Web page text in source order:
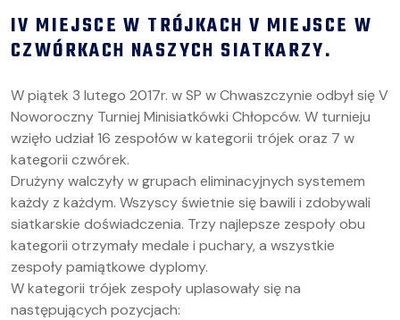
IV MIEJSCE W TRÓJKACH V MIEJSCE W
CZWÓRKACH NASZYCH SIATKARZY.
W piątek 3 lutego 2017r. w SP w Chwaszczynie odbył się V
Noworoczny Turniej Minisiatkówki Chłopców. W turnieju
wzięło udział 16 zespołów w kategorii trójek oraz 7 w
kategorii czwórek.
Drużyny walczyły w grupach eliminacyjnych systemem
każdy z każdym. Wszyscy świetnie się bawili i zdobywali
siatkarskie doświadczenia. Trzy najlepsze zespoły obu
kategorii otrzymały medale i puchary, a wszystkie
zespoły pamiątkowe dyplomy.
W kategorii trójek zespoły uplasowały się na
następujących pozycjach: